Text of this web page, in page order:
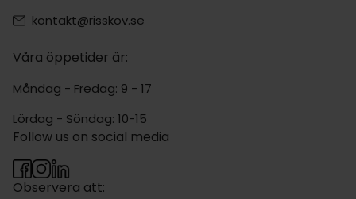
kontakt@risskov.se
Våra öppetider är:
Måndag - Fredag: 9 - 17
Lördag - Söndag: 10-15
Observera att:
Follow us on social media